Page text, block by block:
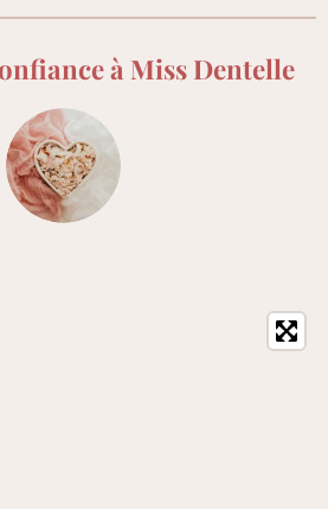
à Miss Dentelle